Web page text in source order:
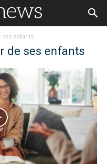
ses enfants
de ses enfants